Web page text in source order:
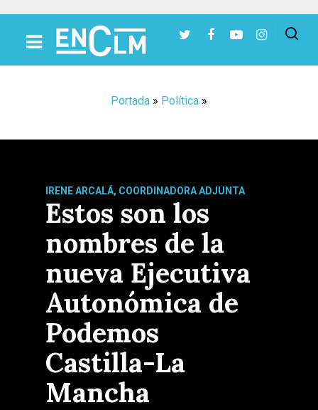
Portada » Política »
IRENE ARCALÁ, COORDINADORA ADJUNTA
Estos son los
nombres de la
nueva Ejecutiva
Autonómica de
Podemos
Castilla-La
Mancha